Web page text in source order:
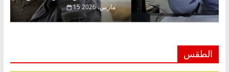
فبراير، 2026
الطقس